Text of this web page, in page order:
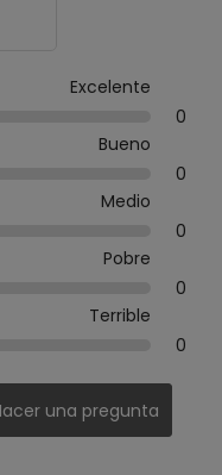
Excelente
0
Bueno
0
Medio
0
Pobre
0
Terrible
0
una pregunta